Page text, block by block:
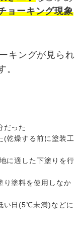
ョーキング現象
キングが見られ
。
だった
(乾燥する前に塗装工
に適した下塗りを行
り塗料を使用しなか
い日(5℃未満)などに